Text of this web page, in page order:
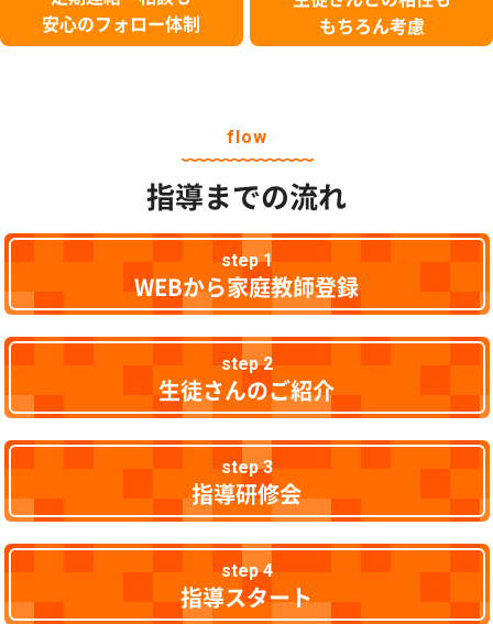
安心のフォロー体制
もちろん考慮
flow
指導までの流れ
step 1
WEBから家庭教師登録
step 2
生徒さんのご紹介
step 3
指導研修会
step 4
指導スタート